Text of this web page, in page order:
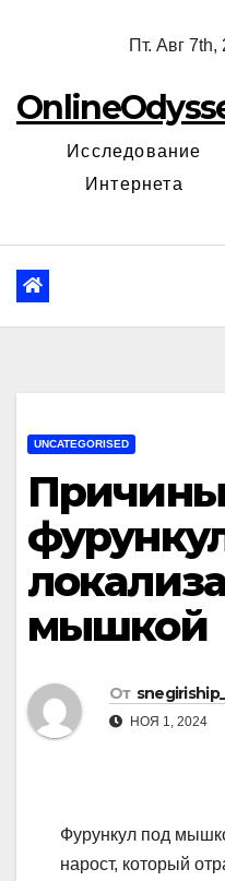
Пт. Авг 7th,
Исследование
Интернета
UNCATEGORISED
мышкой
От
НОЯ 1, 2024
Фурункул под
нарост, который